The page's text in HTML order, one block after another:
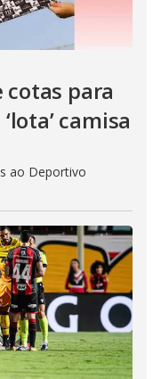
para
camisa
ao Deportivo